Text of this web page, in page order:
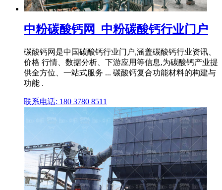
中粉碳酸钙网_中粉碳酸钙行业门户
碳酸钙网是中国碳酸钙行业门户,涵盖碳酸钙行业资讯、
价格 行情、数据分析、下游应用等信息,为碳酸钙产业提
供全方位、一站式服务 ... 碳酸钙复合功能材料的构建与
功能 .
联系电话: 180 3780 8511